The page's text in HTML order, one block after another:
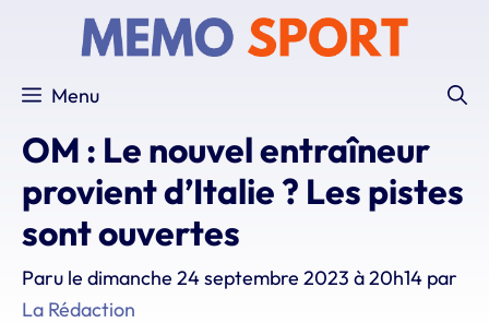
Menu
OM : Le nouvel entraîneur
provient d’Italie ? Les pistes
sont ouvertes
Paru le dimanche 24 septembre 2023 à 20h14 par
La Rédaction